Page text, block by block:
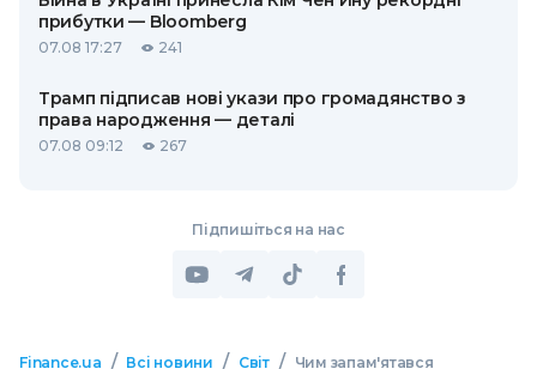
прибутки — Bloomberg
07.08 17:27 241
Трамп підписав нові укази про громадянство з
права народження — деталі
07.08 09:12 267
Підпишіться на нас
Finance.ua / Всі новини / Світ /
Чим запам'ятався